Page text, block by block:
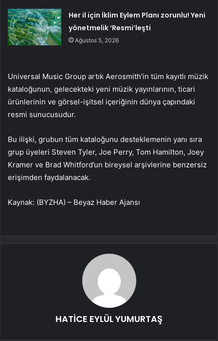
Her il için İklim Eylem Planı zorunlu! Yeni
yönetmelik ‘Resmi’leşti
Ağustos 5, 2026
Universal Music Group artık Aerosmith’in tüm kayıtlı müzik
kataloğunun, gelecekteki yeni müzik yayınlarının, ticari
ürünlerinin ve görsel-işitsel içeriğinin dünya çapındaki
resmi sunucusudur.
Bu ilişki, grubun tüm kataloğunu desteklemenin yanı sıra
grup üyeleri Steven Tyler, Joe Perry, Tom Hamilton, Joey
Kramer ve Brad Whitford’un bireysel arşivlerine benzersiz
erişimden faydalanacak.
Kaynak: (BYZHA) – Beyaz Haber Ajansı
HATİCE EYLÜL YUMURTAŞ